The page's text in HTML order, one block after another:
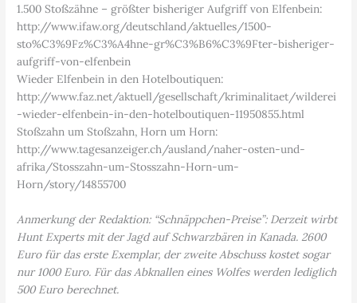
1.500 Stoßzähne – größter bisheriger Aufgriff von Elfenbein:
http://www.ifaw.org/deutschland/aktuelles/1500-
sto%C3%9Fz%C3%A4hne-gr%C3%B6%C3%9Fter-bisheriger-
aufgriff-von-elfenbein
Wieder Elfenbein in den Hotelboutiquen:
http://www.faz.net/aktuell/gesellschaft/kriminalitaet/wilderei
-wieder-elfenbein-in-den-hotelboutiquen-11950855.html
Stoßzahn um Stoßzahn, Horn um Horn:
http://www.tagesanzeiger.ch/ausland/naher-osten-und-
afrika/Stosszahn-um-Stosszahn-Horn-um-
Horn/story/14855700
Anmerkung der Redaktion: “Schnäppchen-Preise”: Derzeit wirbt
Hunt Experts mit der Jagd auf Schwarzbären in Kanada. 2600
Euro für das erste Exemplar, der zweite Abschuss kostet sogar
nur 1000 Euro. Für das Abknallen eines Wolfes werden lediglich
500 Euro berechnet.